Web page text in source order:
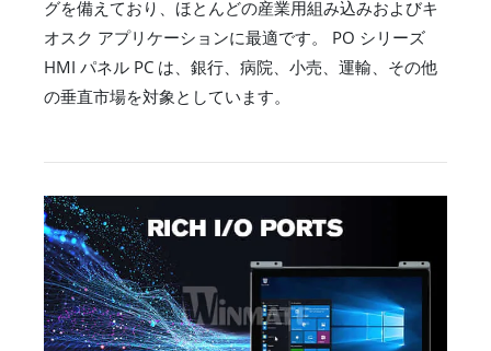
グを備えており、ほとんどの産業用組み込みおよびキ
オスク アプリケーションに最適です。 PO シリーズ
HMI パネル PC は、銀行、病院、小売、運輸、その他
の垂直市場を対象としています。